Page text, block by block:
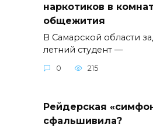
наркотиков в
общежития
В Самарской области
летний студент —
0 215
Рейдерская
сфальшивила?